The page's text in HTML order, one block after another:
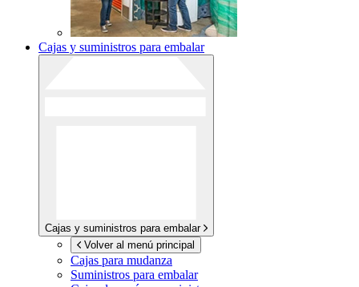
Cajas y suministros para embalar
Cajas y suministros para embalar
Volver al menú principal
Cajas para mudanza
Suministros para embalar